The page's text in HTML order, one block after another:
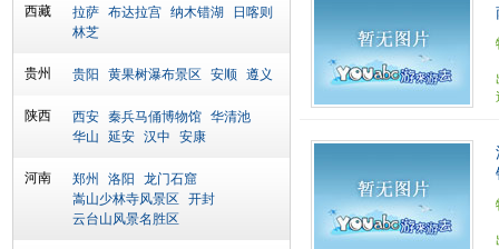
西藏 拉萨 布达拉宫 纳木错湖
日喀则
林芝
贵州 贵阳 黄果树瀑布景区 安顺 遵义
陕西 西安 秦兵马俑博物馆 华清池
华山
延安 汉中 安康
河南 郑州 洛阳
龙门石窟
嵩山少林寺风景区
开封
云台山风景名胜区